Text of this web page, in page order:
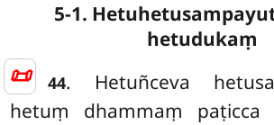
📜
5-1.
hetudukaṃ
44. Hetuñceva
hetuṃ dhammaṃ paṭicca